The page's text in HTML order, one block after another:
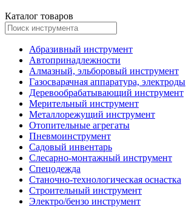
Каталог товаров
Абразивный инструмент
Автопринадлежности
Алмазный, эльборовый инструмент
Газосварачная аппаратура, электроды
Деревообрабатывающий инструмент
Мерительный инструмент
Металлорежущий инструмент
Отопительные агрегаты
Пневмоинструмент
Садовый инвентарь
Слесарно-монтажный инструмент
Спецодежда
Станочно-технологическая оснастка
Строительный инструмент
Электро/бензо инструмент